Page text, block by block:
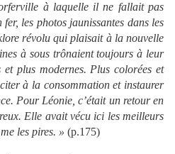
à laquelle il ne fallait pas
fer, les photos jaunissantes dans les
révolu qui plaisait à la nouvelle
à sous trônaient toujours à leur
et plus modernes. Plus colorées et
à la consommation et instaurer
Pour Léonie, c’était un retour en
Elle avait vécu ici les meilleurs
les pires. » (p.175)